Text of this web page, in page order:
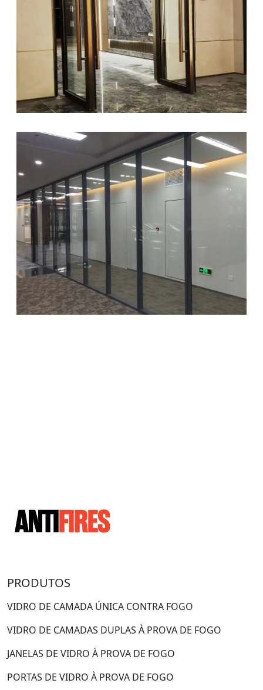
PRODUTOS
VIDRO DE CAMADA ÚNICA CONTRA FOGO
VIDRO DE CAMADAS DUPLAS À PROVA DE FOGO
JANELAS DE VIDRO À PROVA DE FOGO
PORTAS DE VIDRO À PROVA DE FOGO